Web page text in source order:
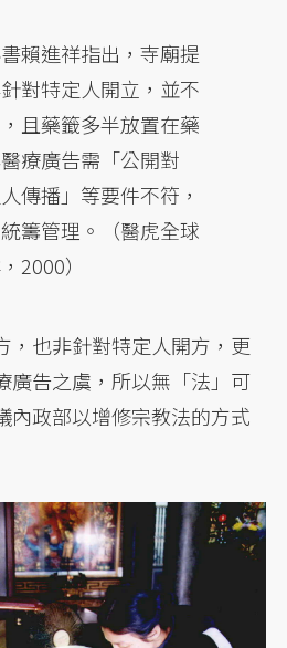
賴進祥指出，寺廟提
對特定人開立，並不
且藥籤多半放置在藥
療廣告需「公開對
傳播」等要件不符，
籌管理。（醫虎全球
2000）
，也非針對特定人開方，更
廣告之虞，所以無「法」可
內政部以增修宗教法的方式